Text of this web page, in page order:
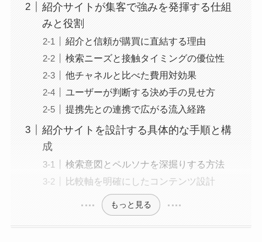
紹介サイトが集客で強みを発揮する仕組
みと役割
紹介と信頼が購買に直結する理由
検索ニーズと接触タイミングの優位性
他チャネルと比べた費用対効果
ユーザーが判断する決め手の見せ方
提携先との連携で広がる流入経路
紹介サイトを設計する具体的な手順と構
成
検索意図とペルソナを深掘りする方法
比較軸を明確にしたコンテンツ設計
もっと見る